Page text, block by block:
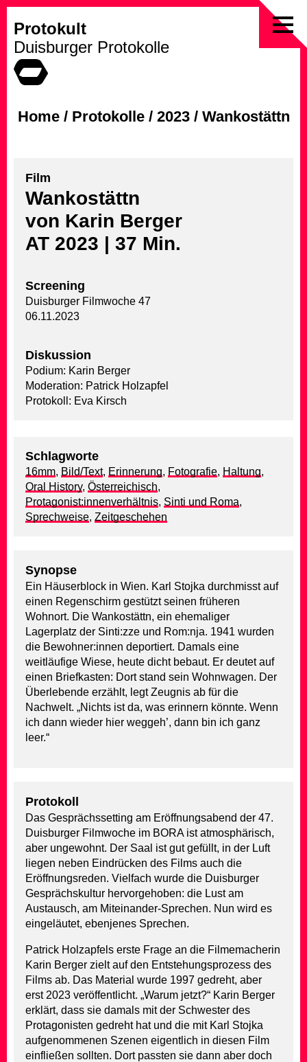
to
Protokult
Duisburger Protokolle
Home/ Protokolle/ 2023/ Wankostättn
Film
Wankostättn
von Karin Berger
AT 2023 | 37 Min.
Screening
Duisburger Filmwoche 47
06.11.2023
Diskussion
Podium: Karin Berger
Moderation: Patrick Holzapfel
Protokoll: Eva Kirsch
Schlagworte
16mm, Bild/Text, Erinnerung, Fotografie, Haltung,
Oral History, Österreichisch,
Protagonist:innenverhältnis, Sinti und Roma,
Sprechweise, Zeitgeschehen
Synopse
Ein Häuserblock in Wien. Karl Stojka durchmisst auf
einen Regenschirm gestützt seinen früheren
Wohnort. Die Wankostättn, ein ehemaliger
Lagerplatz der Sinti:zze und Rom:nja. 1941 wurden
die Bewohner:innen deportiert. Damals eine
weitläufige Wiese, heute dicht bebaut. Er deutet auf
einen Briefkasten: Dort stand sein Wohnwagen. Der
Überlebende erzählt, legt Zeugnis ab für die
Nachwelt. „Nichts ist da, was erinnern könnte. Wenn
ich dann wieder hier weggeh’, dann bin ich ganz
leer.“
Protokoll
Das Gesprächssetting am Eröffnungsabend der 47.
Duisburger Filmwoche im BORA ist atmosphärisch,
aber ungewohnt. Der Saal ist gut gefüllt, in der Luft
liegen neben Eindrücken des Films auch die
Eröffnungsreden. Vielfach wurde die Duisburger
Gesprächskultur hervorgehoben: die Lust am
Austausch, am Miteinander-Sprechen. Nun wird es
eingeläutet, ebenjenes Sprechen.
Patrick Holzapfels erste Frage an die Filmemacherin
Karin Berger zielt auf den Entstehungsprozess des
Films ab. Das Material wurde 1997 gedreht, aber
erst 2023 veröffentlicht. „Warum jetzt?“ Karin Berger
erklärt, dass sie damals mit der Schwester des
Protagonisten gedreht hat und die mit Karl Stojka
aufgenommenen Szenen eigentlich in diesen Film
einfließen sollten. Dort passten sie dann aber doch